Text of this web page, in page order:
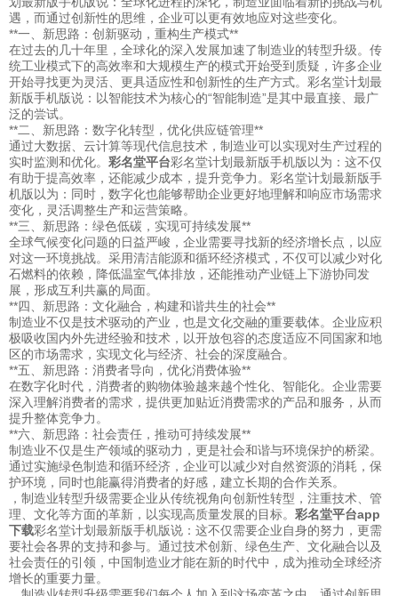
遇，而通过创新性的思维，企业可以更有效地应对这些变化。
**一、新思路：创新驱动，重构生产模式**
在过去的几十年里，全球化的深入发展加速了制造业的转型升级。传
统工业模式下的高效率和大规模生产的模式开始受到质疑，许多企业
开始寻找更为灵活、更具适应性和创新性的生产方式。彩名堂计划最
新版手机版说：以智能技术为核心的“智能制造”是其中最直接、最广
泛的尝试。
**二、新思路：数字化转型，优化供应链管理**
通过大数据、云计算等现代信息技术，制造业可以实现对生产过程的
实时监测和优化。 彩名堂平台彩名堂计划最新版手机版以为：这不仅
有助于提高效率，还能减少成本，提升竞争力。彩名堂计划最新版手
机版以为：同时，数字化也能够帮助企业更好地理解和响应市场需求
变化，灵活调整生产和运营策略。
**三、新思路：绿色低碳，实现可持续发展**
全球气候变化问题的日益严峻，企业需要寻找新的经济增长点，以应
对这一环境挑战。采用清洁能源和循环经济模式，不仅可以减少对化
石燃料的依赖，降低温室气体排放，还能推动产业链上下游协同发
展，形成互利共赢的局面。
**四、新思路：文化融合，构建和谐共生的社会**
制造业不仅是技术驱动的产业，也是文化交融的重要载体。企业应积
极吸收国内外先进经验和技术，以开放包容的态度适应不同国家和地
区的市场需求，实现文化与经济、社会的深度融合。
**五、新思路：消费者导向，优化消费体验**
在数字化时代，消费者的购物体验越来越个性化、智能化。企业需要
深入理解消费者的需求，提供更加贴近消费需求的产品和服务，从而
提升整体竞争力。
**六、新思路：社会责任，推动可持续发展**
制造业不仅是生产领域的驱动力，更是社会和谐与环境保护的桥梁。
通过实施绿色制造和循环经济，企业可以减少对自然资源的消耗，保
护环境，同时也能赢得消费者的好感，建立长期的合作关系。
，制造业转型升级需要企业从传统视角向创新性转型，注重技术、管
理、文化等方面的革新，以实现高质量发展的目标。 彩名堂平台app
下载彩名堂计划最新版手机版说：这不仅需要企业自身的努力，更需
要社会各界的支持和参与。通过技术创新、绿色生产、文化融合以及
社会责任的引领，中国制造业才能在新的时代中，成为推动全球经济
增长的重要力量。